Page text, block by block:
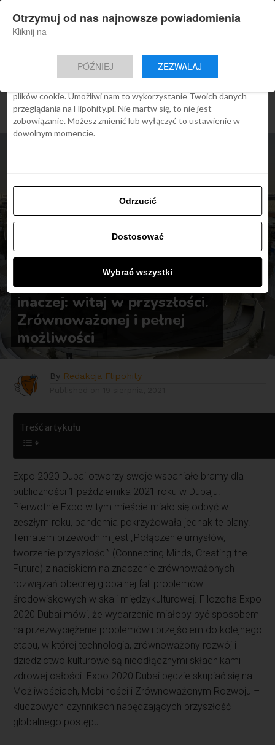
Nowa aplikacja Flipohity
Aktualne wiadomości, artykuły, TOP
Instalacja
Expo 2020 Dubai – albo
inaczej: witaj w przyszłości.
Zrównoważonej i pełnej
możliwości
By Redakcja Flipohity
Treść artykułu
Expo 2020 Dubai otworzy swoje wspaniałe bramy dla
publiczności 1 października 2021 roku w Dubaju.
Pierwotnie Expo w tym mieście miało się odbyć w
zeszłym roku, pandemia pokrzyżowała jednak te plany.
Tematem przewodnim jest „Połączenie umysłów,
tworzenie przyszłości” (Connecting Minds, Creating the
Future) z naciskiem na znaczenie zrównoważonych
rozwiązań obecnej globalnej fali problemów
środowiskowych w skali międzykulturowej. Filozofia Expo
2020 Dubai mówi, że wydarzenie miałoby być sposobem
na przezwyciężenie problemów i przejściem do kolejnego
etapu, w której technologia, zrównoważony rozwój i
dziedzictwo kulturowe są nieodłącznymi składnikami
zdrowej całości. Expo 2020 Dubai będzie skupiać się na
Możliwościach, Mobilności i Zrównoważonym Rozwoju –
kluczowych czynnikach napędzających przyszłość
globalnego postępu.
Zgoda Szczegóły O cookies
Ta strona używa plików cookies
We Flipo robimy wszystko, aby pokazać Ci tylko te treści, które
plików cookie. Umożliwi nam to wykorzystanie Twoich danych
przeglądania na Flipohity.pl. Nie martw się, to nie jest
zobowiązanie. Możesz zmienić lub wyłączyć to ustawienie w
dowolnym momencie.
Odrzucić
Dostosować
Wybrać wszystki
Otrzymuj od nas najnowsze powiadomienia
Kliknij na
PÓŹNIEJ ZEZWALAJ